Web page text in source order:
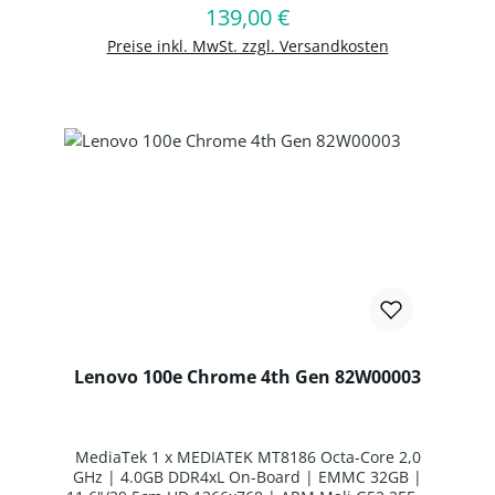
Regulärer Preis:
139,00 €
Preise inkl. MwSt. zzgl. Versandkosten
In den Warenkorb
Lenovo 100e Chrome 4th Gen 82W00003
MediaTek 1 x MEDIATEK MT8186 Octa-Core 2,0
GHz | 4.0GB DDR4xL On-Board | EMMC 32GB |